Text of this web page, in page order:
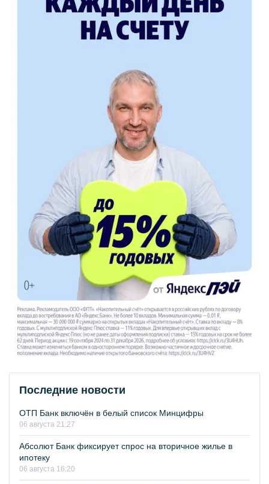
Последние новости
ОТП Банк включён в белый список Минцифры
06 августа 21:27
Абсолют Банк фиксирует спрос на вторичное жилье в
ипотеку
06 августа 16:20